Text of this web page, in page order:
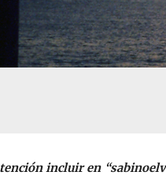
incluir en